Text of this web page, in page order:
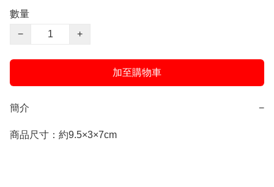
數量
−
+
加至購物車
簡介 −
商品尺寸：約9.5×3×7cm